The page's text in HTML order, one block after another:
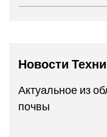
Новости
Актуальное из
почвы